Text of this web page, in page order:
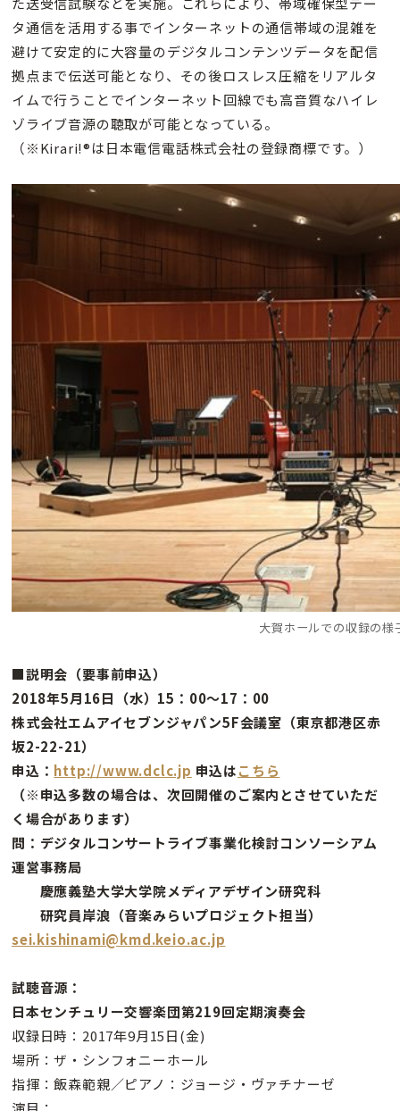
タ通信を活用する事でインターネットの通信帯域の混雑を
避けて安定的に大容量のデジタルコンテンツデータを配信
拠点まで伝送可能となり、その後ロスレス圧縮をリアルタ
イムで行うことでインターネット回線でも高音質なハイレ
ゾライブ音源の聴取が可能となっている。
（※Kirari!®は日本電信電話株式会社の登録商標です。）
大賀ホールでの収録の様
■説明会（要事前申込）
2018年5月16日（水）15：00〜17：00
株式会社エムアイセブンジャパン5F会議室（東京都港区赤
坂2-22-21）
申込： http://www.dclc.jp 申込はこちら
（※申込多数の場合は、次回開催のご案内とさせていただ
く場合があります）
問：デジタルコンサートライブ事業化検討コンソーシアム
運営事務局
慶應義塾大学大学院メディアデザイン研究科
研究員岸浪（音楽みらいプロジェクト担当）
sei.kishinami@kmd.keio.ac.jp
試聴音源：
日本センチュリー交響楽団第219回定期演奏会
収録日時：2017年9月15日(金)
場所：ザ・シンフォニーホール
指揮：飯森範親／ピアノ：ジョージ・ヴァチナーゼ